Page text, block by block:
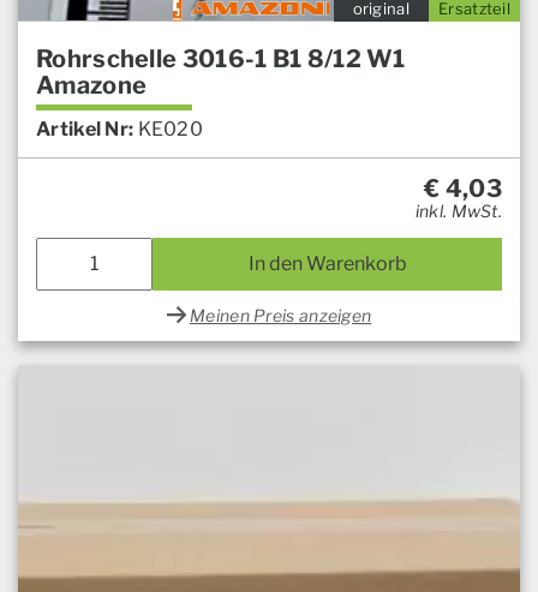
Ersatzteil
original
Rohrschelle 3016-1 B1 8/12 W1
Amazone
Artikel Nr: KE020
€ 4,03
inkl. MwSt.
In den Warenkorb
Meinen Preis anzeigen